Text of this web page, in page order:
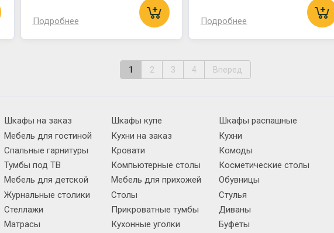
Подробнее Подробнее
1 2 3 4 Вперед
Шкафы на заказ Шкафы купе
Шкафы распашные
Мебель для гостиной
Кухни на заказ
Кухни
Спальные гарнитуры
Кровати
Комоды
Тумбы под ТВ
Компьютерные столы
Косметические столы
Мебель для детской
Мебель для прихожей
Обувницы
Журнальные столики
Столы
Стулья
Стеллажи
Прикроватные тумбы
Диваны
Матрасы
Кухонные уголки Буфеты